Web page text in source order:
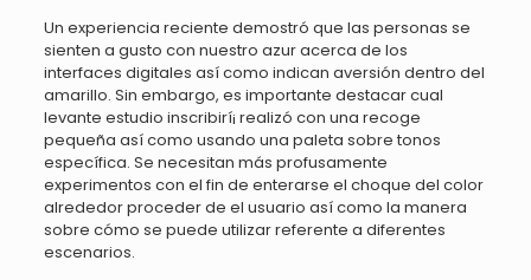
Un experiencia reciente demostró que las personas se
sienten a gusto con nuestro azur acerca de los
interfaces digitales así­ como indican aversión dentro del
amarillo. Sin embargo, es importante destacar cual
levante estudio inscribirí¡ realizó con una recoge
pequeña así­ como usando una paleta sobre tonos
específica. Se necesitan más profusamente
experimentos con el fin de enterarse el choque del color
alrededor proceder de el usuario así­ como la manera
sobre cómo se puede utilizar referente a diferentes
escenarios.